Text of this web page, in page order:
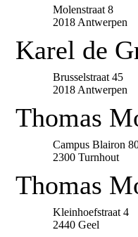
Molenstraat 8
2018 Antwerpen
Karel de
Brusselstraat 45
2018 Antwerpen
Thomas
Campus Blairon
2300 Turnhout
Thomas
Kleinhoefstraat 4
2440 Geel